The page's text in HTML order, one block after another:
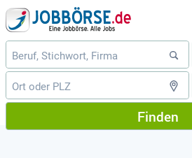
Finden